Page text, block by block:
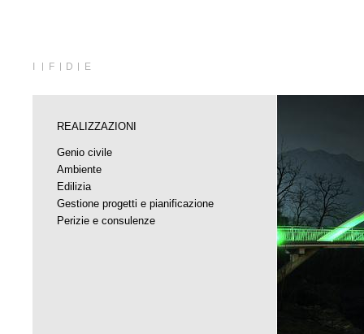
Genio civile
Ambiente
Edilizia
Gestione progetti e pianificazione
Perizie e consulenze
I F D E
REALIZZAZIONI